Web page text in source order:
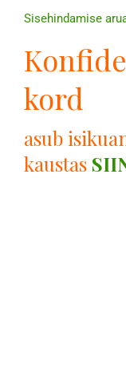
Sisehindamise
kord
asub
kaustas